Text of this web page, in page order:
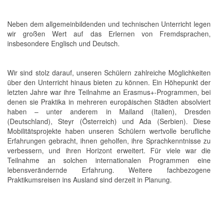
Neben dem allgemeinbildenden und technischen Unterricht legen
wir großen Wert auf das Erlernen von Fremdsprachen,
insbesondere Englisch und Deutsch.
Wir sind stolz darauf, unseren Schülern zahlreiche Möglichkeiten
über den Unterricht hinaus bieten zu können. Ein Höhepunkt der
letzten Jahre war ihre Teilnahme an Erasmus+-Programmen, bei
denen sie Praktika in mehreren europäischen Städten absolviert
haben – unter anderem in Mailand (Italien), Dresden
(Deutschland), Steyr (Österreich) und Ada (Serbien). Diese
Mobilitätsprojekte haben unseren Schülern wertvolle berufliche
Erfahrungen gebracht, ihnen geholfen, ihre Sprachkenntnisse zu
verbessern, und ihren Horizont erweitert. Für viele war die
Teilnahme an solchen internationalen Programmen eine
lebensverändernde Erfahrung. Weitere fachbezogene
Praktikumsreisen ins Ausland sind derzeit in Planung.